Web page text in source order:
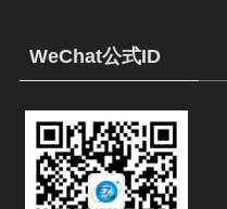
WeChat公式ID